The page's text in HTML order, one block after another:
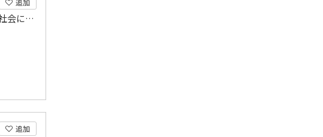
追加
私たちは「人道・博愛・奉仕」の赤十字精神にもとづき地域社会に密着した医療を提供します
追加